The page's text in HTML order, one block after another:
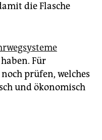
die Flasche
Für
prüfen, welches
und ökonomisch